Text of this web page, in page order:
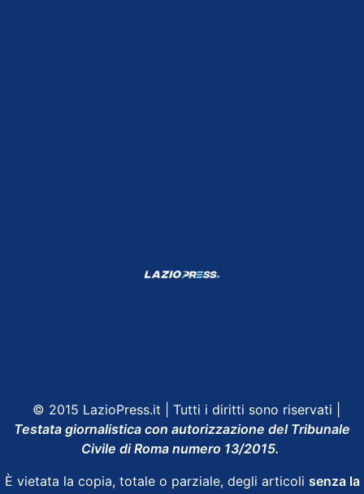
© 2015 LazioPress.it | Tutti i diritti sono riservati |
Testata giornalistica con autorizzazione del Tribunale
Civile di Roma numero 13/2015.
È vietata la copia, totale o parziale, degli articoli senza la